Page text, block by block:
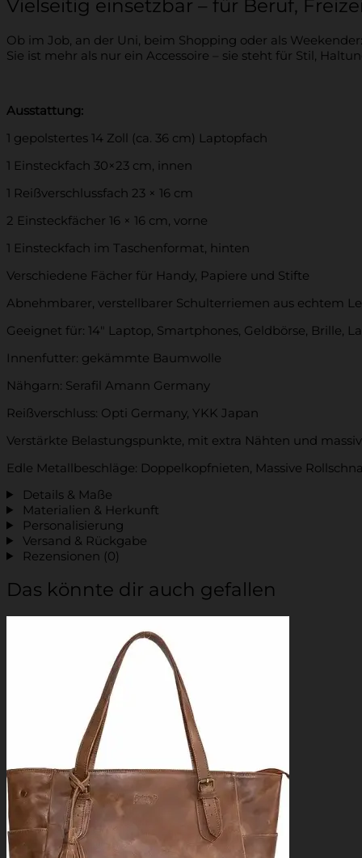
Vielseitig einsetzbar – für Beruf,
Ob im Job, an der Uni, beim Shopping oder als
Sie ist mehr als nur ein Accessoire – sie steht für Stil,
Ausstattung:
1 gepolstertes 14 Zoll (ca. 36 cm) Laptopfach
1 Einsteckfach 30×23 cm, innen
1 Reißverschlussfach 23 × 16 cm
2 Einsteckfächer 16 × 16 cm, vorne
1 Einsteckfach im Taschenformat, hinten
Verschiedene Fächer für Handy, Papiere und Stifte
Abnehmbarer, verstellbarer Schulterriemen aus echtem
Geeignet für: 14″ Laptop, Smartphones, Geldbörse, Brille,
Innenfutter: gekämmte Baumwolle
Nähgarn: Serafil Amann Germany
Reißverschluss: Opti Germany, YKK Japan
Verstärkte Belastungspunkte, mit extra Nähten und
Edle Metallbeschläge: Doppelkopfnieten, Massive
Details & Maße
Materialien & Herkunft
Personalisierung
Versand & Rückgabe
Rezensionen (0)
Das könnte dir auch gefallen